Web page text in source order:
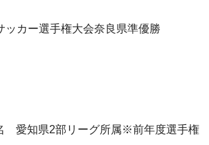
カー選手権大会奈良県準優勝
愛知県2部リーグ所属※前年度選手権